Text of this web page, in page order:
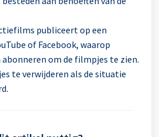
publiceert op een
of Facebook, waarop
om de filmpjes te zien.
te verwijderen als de situatie